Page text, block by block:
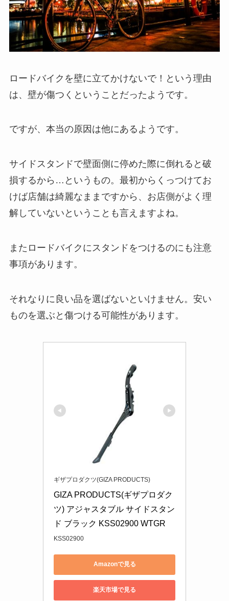
ロードバイクを壁に立てかけないで！という理由
は、 壁が傷つくということだったようです。
ですが、本当の原因は他にあるようです。
サイドスタンドで壁面側に停めた際に倒れると破
損するから…というもの。 最初からくっつけてお
けば店舗は綺麗なままですから、 お店側がよく理
解していないということも言えますよね。
またロードバイクにスタンドをつけるのにも注意
事項があります。
それなりに良い品を選ばないといけません。 安い
ものを選ぶと傷つける可能性があります。
ギザプロダクツ(GIZA PRODUCTS)
GIZA PRODUCTS(ギザプロダク
ツ) アジャスタブル サイドスタン
ド ブラック KSS02900 WTGR
KSS02900
Amazonで見る
楽天市場で見る